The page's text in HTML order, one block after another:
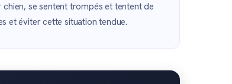
se sentent trompés et tentent de
et éviter cette situation tendue.